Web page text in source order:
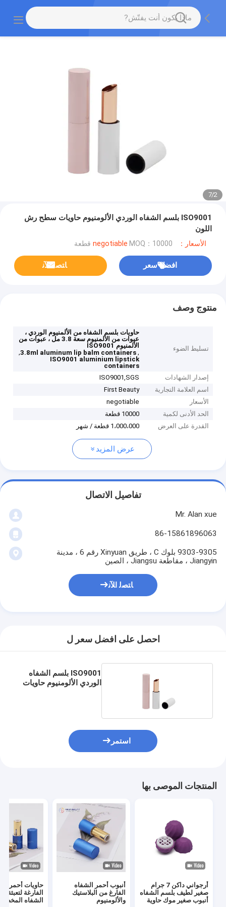
2
/
7
ISO9001 بلسم الشفاه الوردي الألومنيوم حاويات سطح رش
اللون
الأسعار：negotiable MOQ：10000 قطعة
افضل سعر ﺎﺘﺼﻟ ﺍﻶﻧ
منتوج وصف
تسليط الضوء
حاويات بلسم الشفاه من الألمنيوم الوردي ،
عبوات من الألمنيوم سعة 3.8 مل ، عبوات من
الألمنيوم ISO9001
,
3.8ml aluminum lip balm containers
,
ISO9001 aluminium lipstick
containers
إصدار الشهادات
ISO9001,SGS
اسم العلامة التجارية
First Beauty
الأسعار
negotiable
الحد الأدنى لكمية
10000 قطعة
القدرة على العرض
1،000،000 قطعة / شهر
عرض المزيد
تفاصيل الاتصال
Mr. Alan xue
86-15861896063
9303-9305 بلوك C ، طريق Xinyuan رقم 6 ، مدينة
Jiangyin ، مقاطعة Jiangsu ، الصين
ﺎﺘﺼﻟ ﺍﻶﻧ
احصل على افضل سعر ل
ISO9001 بلسم الشفاه
الوردي الألومنيوم حاويات
استمر
المنتجات الموصى بها
أرجواني داكن 7 جرام
صغير لطيف بلسم الشفاه
أنبوب صغير موك حاوية
أنبوب أحمر الشفاه
الفارغ من البلاستيك
والألومنيوم
حاويات أحمر
الفارغة لتعبئة